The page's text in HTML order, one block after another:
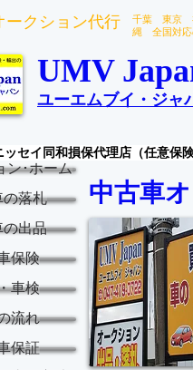
ークション代行
千葉 東京
縄 全国対応
UMV
ユーエムブイ・ジャ
セイ同和損保代理店（任意保
中古車
ン･ホーム
の落札
の出品
保険
車検
流れ
保証